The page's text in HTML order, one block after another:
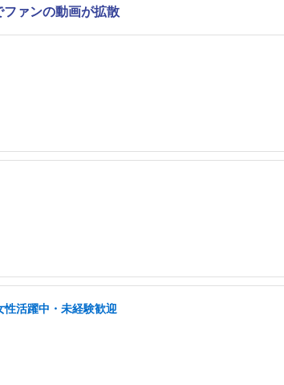
ァンの動画が拡散
活躍中・未経験歓迎